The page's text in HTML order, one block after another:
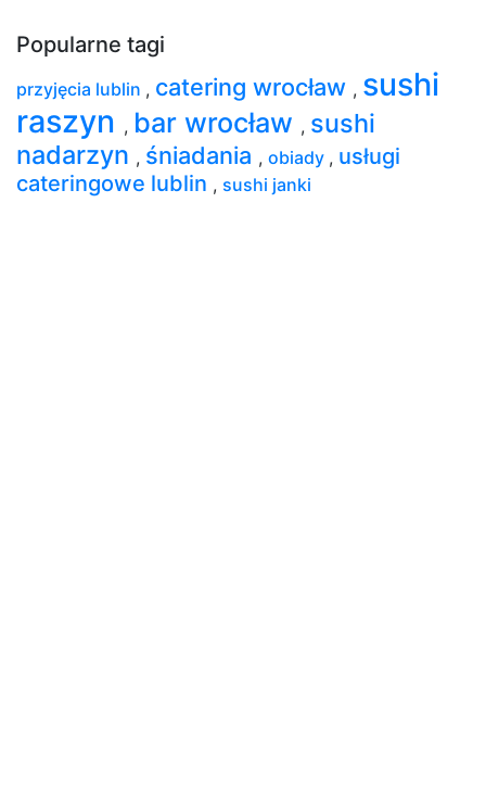
Popularne tagi
przyjęcia lublin , catering wrocław , sushi
raszyn , bar wrocław , sushi
nadarzyn , śniadania , obiady , usługi
cateringowe lublin , sushi janki